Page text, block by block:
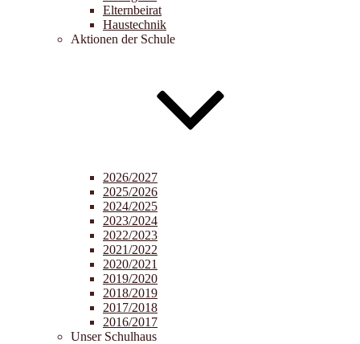
Elternbeirat
Haustechnik
Aktionen der Schule
2026/2027
2025/2026
2024/2025
2023/2024
2022/2023
2021/2022
2020/2021
2019/2020
2018/2019
2017/2018
2016/2017
Unser Schulhaus